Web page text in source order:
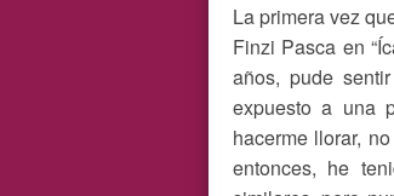
La primera vez
Finzi Pasca en
años, pude
expuesto a una
hacerme llorar,
entonces, he